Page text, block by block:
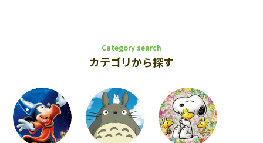
Category search
カテゴリから探す